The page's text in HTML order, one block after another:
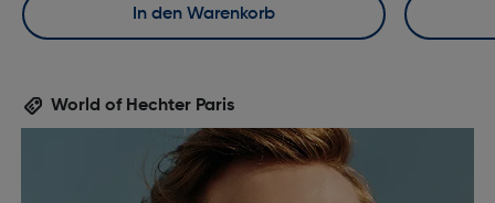
In den Warenkorb
World of Hechter Paris